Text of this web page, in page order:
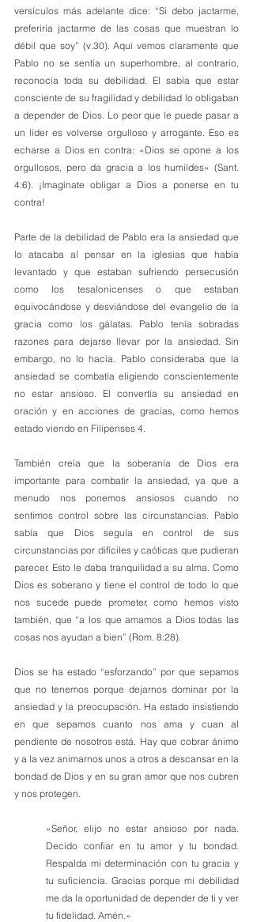
versículos más adelante dice: “Si debo jactarme,
preferiría jactarme de las cosas que muestran lo
débil que soy” (v.30). Aquí vemos claramente que
Pablo no se sentía un superhombre, al contrario,
reconocía toda su debilidad. El sabía que estar
consciente de su fragilidad y debilidad lo obligaban
a depender de Dios. Lo peor que le puede pasar a
un lider es volverse orgulloso y arrogante. Eso es
echarse a Dios en contra: «Dios se opone a los
orgullosos, pero da gracia a los humildes» (Sant.
4:6). ¡Imagínate obligar a Dios a ponerse en tu
contra!
Parte de la debilidad de Pablo era la ansiedad que
lo atacaba al pensar en la iglesias que había
levantado y que estaban sufriendo persecusión
como los tesalonicenses o que estaban
equivocándose y desviándose del evangelio de la
gracia como los gálatas. Pablo tenía sobradas
razones para dejarse llevar por la ansiedad. Sin
embargo, no lo hacía. Pablo consideraba que la
ansiedad se combatía eligiendo conscientemente
no estar ansioso. El convertía su ansiedad en
oración y en acciones de gracias, como hemos
estado viendo en Filipenses 4.
También creía que la soberanía de Dios era
importante para combatir la ansiedad, ya que a
menudo nos ponemos ansiosos cuando no
sentimos control sobre las circunstancias. Pablo
sabía que Dios seguía en control de sus
circunstancias por difíciles y caóticas que pudieran
parecer. Esto le daba tranquilidad a su alma. Como
Dios es soberano y tiene el control de todo lo que
nos sucede puede prometer, como hemos visto
también, que “a los que amamos a Dios todas las
cosas nos ayudan a bien” (Rom. 8:28).
Dios se ha estado “esforzando” por que sepamos
que no tenemos porque dejarnos dominar por la
ansiedad y la preocupación. Ha estado insistiendo
en que sepamos cuanto nos ama y cuan al
pendiente de nosotros está. Hay que cobrar ánimo
y a la vez animarnos unos a otros a descansar en la
bondad de Dios y en su gran amor que nos cubren
y nos protegen.
«Señor, elijo no estar ansioso por nada.
Decido confiar en tu amor y tu bondad.
Respalda mi determinación con tu gracia y
tu suficiencia. Gracias porque mi debilidad
me da la oportunidad de depender de ti y ver
tu fidelidad. Amén.»